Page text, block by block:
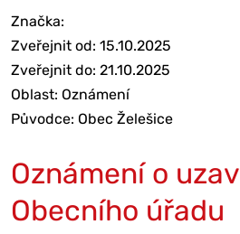
Značka:
Zveřejnit od: 15.10.2025
Zveřejnit do: 21.10.2025
Oblast: Oznámení
Původce: Obec Želešice
Oznámení o
Obecního úřadu